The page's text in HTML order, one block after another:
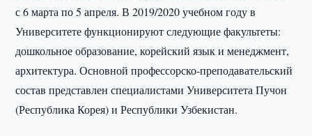
с 6 марта по 5 апреля. В 2019/2020 учебном году в
Университете функционируют следующие факультеты:
дошкольное образование, корейский язык и менеджмент,
архитектура. Основной профессорско-преподавательский
состав представлен специалистами Университета Пучон
(Республика Корея) и Республики Узбекистан.